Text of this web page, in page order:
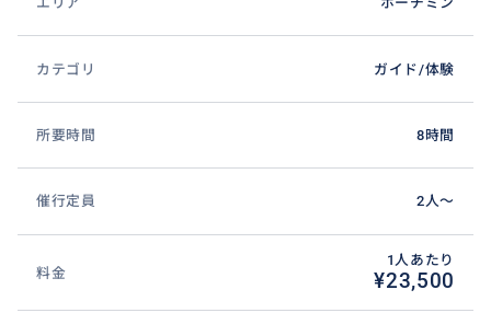
カテゴリ ガイド/体験
所要時間 8時間
催行定員 2人〜
料金
1人あたり
¥23,500